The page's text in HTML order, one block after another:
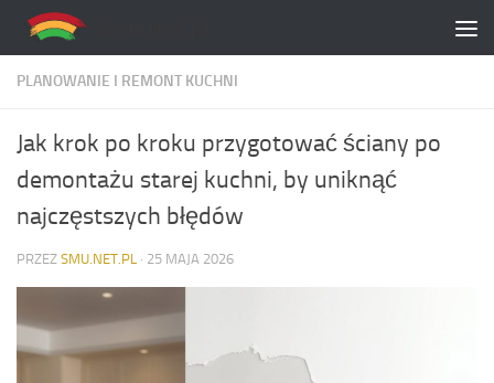
Skip to content
PLANOWANIE I REMONT KUCHNI
Jak krok po kroku przygotować ściany po
demontażu starej kuchni, by uniknąć
najczęstszych błędów
PRZEZ SMU.NET.PL · 25 MAJA 2026